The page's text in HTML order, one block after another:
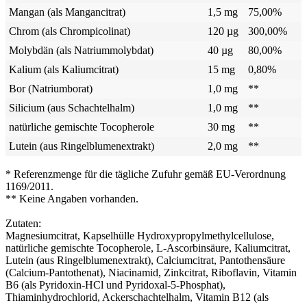
Mangan (als Mangancitrat)
1,5 mg
75,00%
Chrom (als Chrompicolinat)
120 µg
300,00%
Molybdän (als Natriummolybdat)
40 µg
80,00%
Kalium (als Kaliumcitrat)
15 mg
0,80%
Bor (Natriumborat)
1,0 mg
**
Silicium (aus Schachtelhalm)
1,0 mg
**
natürliche gemischte Tocopherole
30 mg
**
Lutein (aus Ringelblumenextrakt)
2,0 mg **
* Referenzmenge für die tägliche Zufuhr gemäß EU-Verordnung
1169/2011.
** Keine Angaben vorhanden.
Zutaten:
Magnesiumcitrat, Kapselhülle Hydroxypropylmethylcellulose,
natürliche gemischte Tocopherole, L-Ascorbinsäure, Kaliumcitrat,
Lutein (aus Ringelblumenextrakt), Calciumcitrat, Pantothensäure
(Calcium-Pantothenat), Niacinamid, Zinkcitrat, Riboflavin, Vitamin
B6 (als Pyridoxin-HCl und Pyridoxal-5-Phosphat),
Thiaminhydrochlorid, Ackerschachtelhalm, Vitamin B12 (als